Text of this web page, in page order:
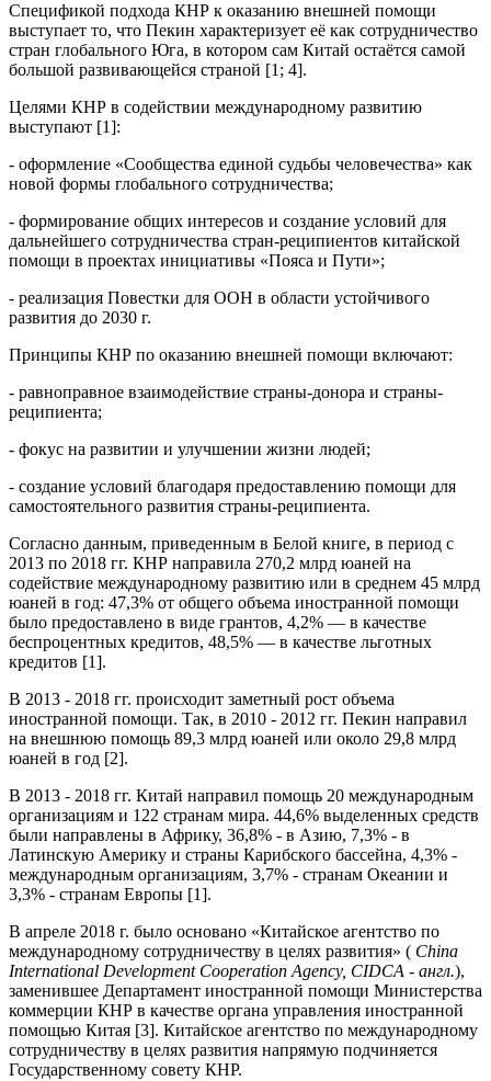
Спецификой подхода КНР к оказанию внешней помощи
выступает то, что Пекин характеризует её как сотрудничество
стран глобального Юга, в котором сам Китай остаётся самой
большой развивающейся страной [1; 4].
Целями КНР в содействии международному развитию
выступают [1]:
- оформление «Сообщества единой судьбы человечества» как
новой формы глобального сотрудничества;
- формирование общих интересов и создание условий для
дальнейшего сотрудничества стран-реципиентов китайской
помощи в проектах инициативы «Пояса и Пути»;
- реализация Повестки для ООН в области устойчивого
развития до 2030 г.
Принципы КНР по оказанию внешней помощи включают:
- равноправное взаимодействие страны-донора и страны-
реципиента;
- фокус на развитии и улучшении жизни людей;
- создание условий благодаря предоставлению помощи для
самостоятельного развития страны-реципиента.
Согласно данным, приведенным в Белой книге, в период с
2013 по 2018 гг. КНР направила 270,2 млрд юаней на
содействие международному развитию или в среднем 45 млрд
юаней в год: 47,3% от общего объема иностранной помощи
было предоставлено в виде грантов, 4,2% — в качестве
беспроцентных кредитов, 48,5% — в качестве льготных
кредитов [1].
В 2013 - 2018 гг. происходит заметный рост объема
иностранной помощи. Так, в 2010 - 2012 гг. Пекин направил
на внешнюю помощь 89,3 млрд юаней или около 29,8 млрд
юаней в год [2].
В 2013 - 2018 гг. Китай направил помощь 20 международным
организациям и 122 странам мира. 44,6% выделенных средств
были направлены в Африку, 36,8% - в Азию, 7,3% - в
Латинскую Америку и страны Карибского бассейна, 4,3% -
международным организациям, 3,7% - странам Океании и
3,3% - странам Европы [1].
В апреле 2018 г. было основано «Китайское агентство по
международному сотрудничеству в целях развития» ( China
International Development Cooperation Agency, CIDCA - англ.),
заменившее Департамент иностранной помощи Министерства
коммерции КНР в качестве органа управления иностранной
помощью Китая [3]. Китайское агентство по международному
сотрудничеству в целях развития напрямую подчиняется
Государственному совету КНР.